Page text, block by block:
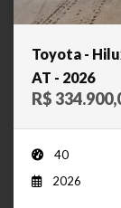
Toyota -
AT - 2026
R$
40
2026